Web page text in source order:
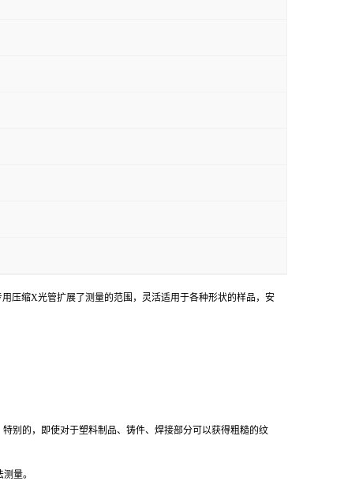
压缩X光管扩展了测量的范围，灵活适用于各种形状的样品，安
别的，即使对于塑料制品、铸件、焊接部分可以获得粗糙的纹
量。